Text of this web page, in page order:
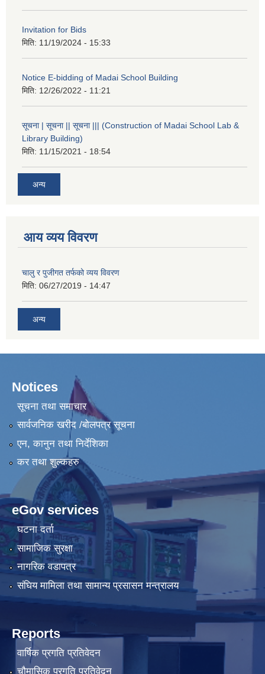
Invitation for Bids
मिति: 11/19/2024 - 15:33
Notice E-bidding of Madai School Building
मिति: 12/26/2022 - 11:21
सूचना | सूचना || सूचना ||| (Construction of Madai School Lab &
Library Building)
मिति: 11/15/2021 - 18:54
अन्य
आय व्यय विवरण
चालु र पुजीगत तर्फको व्यय विवरण
मिति: 06/27/2019 - 14:47
अन्य
Notices
सूचना तथा समाचार
सार्वजनिक खरीद /बोलपत्र सूचना
एन, कानुन तथा निर्देशिका
कर तथा शुल्कहरु
eGov services
घटना दर्ता
सामाजिक सुरक्षा
नागरिक वडापत्र
संघिय मामिला तथा सामान्य प्रसासन मन्त्रालय
Reports
वार्षिक प्रगति प्रतिवेदन
चौमासिक प्रगति प्रतिवेदन